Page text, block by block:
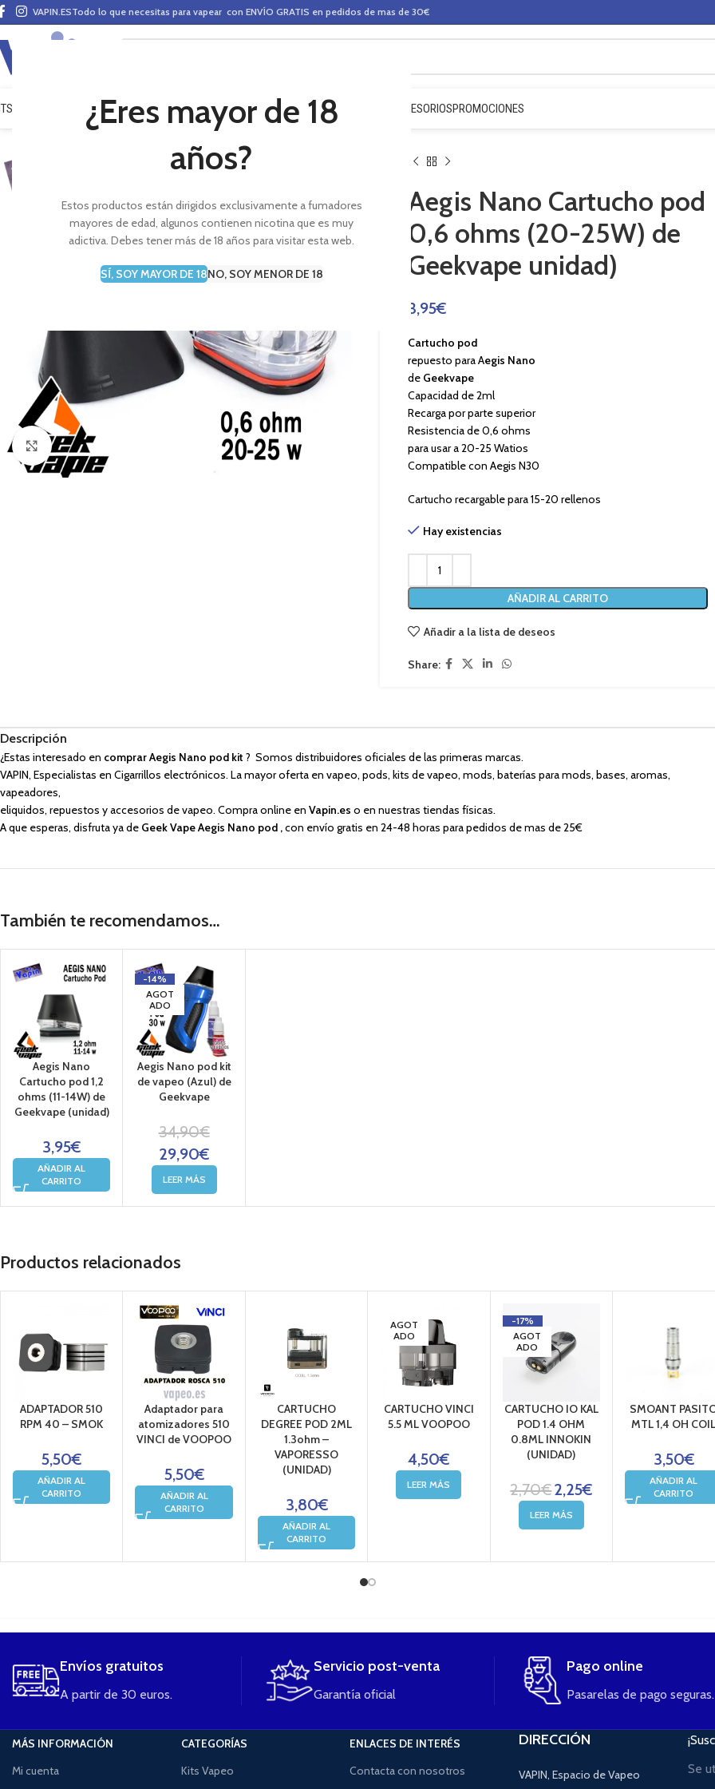
¿Eres mayor de 18
años?
Estos productos están dirigidos exclusivamente a fumadores
mayores de edad, algunos contienen nicotina que es muy
adictiva. Debes tener más de 18 años para visitar esta web.
SÍ, SOY MAYOR DE 18NO, SOY MENOR DE 18
VAPIN.ESTodo lo que necesitas para vapear con ENVÍO GRATIS en pedidos de mas de 30€
VAPEO MODS CLAROMIZADORES BASES Y AROMAS (ALQUIMIA) ACCESORIOSPROMOCIONES
Haga Click para agrandar
Aegis Nano Cartucho pod
0,6 ohms (20-25W) de
Geekvape unidad)
3,95€
Cartucho pod
repuesto para Aegis Nano
de Geekvape
Capacidad de 2ml
Recarga por parte superior
Resistencia de 0,6 ohms
para usar a 20-25 Watios
Compatible con Aegis N30
Cartucho recargable para 15-20 rellenos
Hay existencias
AÑADIR AL CARRITO
Añadir a la lista de deseos
Share:
Descripción
¿Estas interesado en comprar Aegis Nano pod kit ? Somos distribuidores oficiales de las primeras marcas.
VAPIN, Especialistas en Cigarrillos electrónicos. La mayor oferta en vapeo, pods, kits de vapeo, mods, baterías para mods, bases, aromas,
vapeadores,
eliquidos, repuestos y accesorios de vapeo. Compra online en Vapin.es o en nuestras tiendas físicas.
A que esperas, disfruta ya de Geek Vape Aegis Nano pod ,con envío gratis en 24-48 horas para pedidos de mas de 25€
También te recomendamos…
Aegis Nano
Cartucho pod 1,2
ohms (11-14W) de
Geekvape (unidad)
3,95€
AÑADIR AL
CARRITO
-14%
AGOT
ADO
Aegis Nano pod kit
de vapeo (Azul) de
Geekvape
34,90€
29,90€
LEER MÁS
Productos relacionados
ADAPTADOR 510
RPM 40 – SMOK
5,50€
AÑADIR AL
CARRITO
Adaptador para
atomizadores 510
VINCI de VOOPOO
5,50€
AÑADIR AL
CARRITO
CARTUCHO
DEGREE POD 2ML
1.3ohm –
VAPORESSO
(UNIDAD)
3,80€
AÑADIR AL
CARRITO
AGOT
ADO
CARTUCHO VINCI
5.5 ML VOOPOO
4,50€
LEER MÁS
-17%
AGOT
ADO
CARTUCHO IO KAL
POD 1.4 OHM
0.8ML INNOKIN
(UNIDAD)
2,70€2,25€
LEER MÁS
SMOANT
MTL 1,4 OH COIL
3,50€
AÑADIR AL
CARRITO
Envíos gratuitos
A partir de 30 euros.
Servicio post-venta
Garantía oficial
Pago online
Pasarelas de pago seguras.
MÁS INFORMACIÓN
Mi cuenta
CATEGORÍAS
Kits Vapeo
ENLACES DE INTERÉS
Contacta con nosotros
DIRECCIÓN
VAPIN, Espacio de Vapeo
Se